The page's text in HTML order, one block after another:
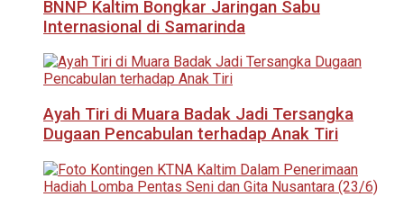
BNNP Kaltim Bongkar Jaringan Sabu
Internasional di Samarinda
Ayah Tiri di Muara Badak Jadi Tersangka
Dugaan Pencabulan terhadap Anak Tiri